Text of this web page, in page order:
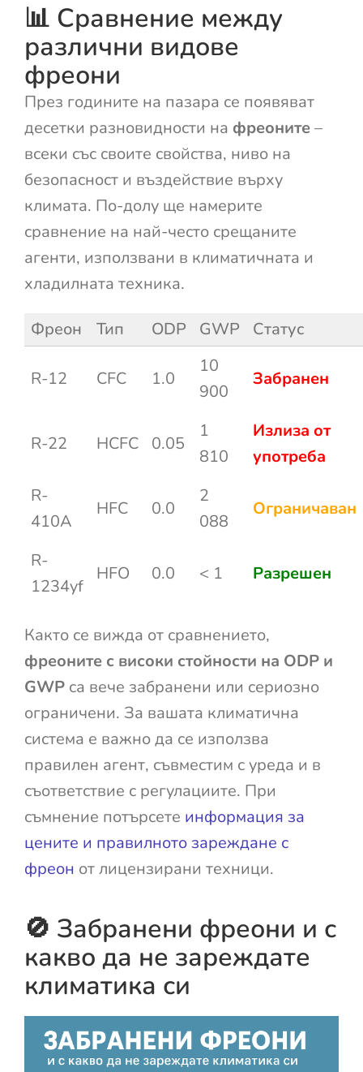
📊 Сравнение между
различни видове
фреони
През годините на пазара се появяват
десетки разновидности на фреоните–
всеки със своите свойства, ниво на
безопасност и въздействие върху
климата. По-долу ще намерите
сравнение на най-често срещаните
агенти, използвани в климатичната и
хладилната техника.
Фреон Тип ODP GWP Статус
R-12 CFC 1.0
10
900
Забранен
R-22 HCFC 0.05
1
810
Излиза от
употреба
R-
410A
HFC 0.0
2
088
Ограничаван
R-
1234yf
HFO 0.0 < 1 Разрешен
Както се вижда от сравнението,
фреоните с високи стойности на ODP и
GWPса вече забранени или сериозно
ограничени. За вашата климатична
система е важно да се използва
правилен агент, съвместим с уреда и в
съответствие с регулациите. При
съмнение потърсете информация за
цените и правилното зареждане с
фреон от лицензирани техници.
🚫 Забранени фреони и с
какво да не зареждате
климатика си